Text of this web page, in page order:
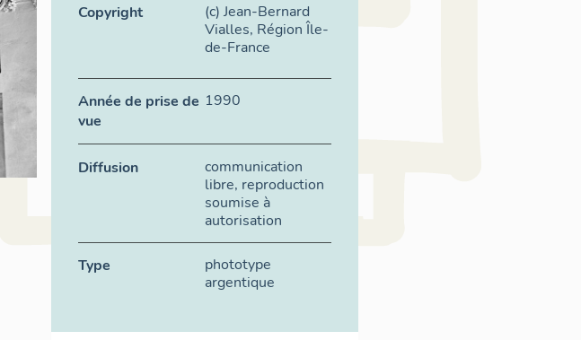
Copyright
(c) Jean-Bernard
Vialles, Région Île-
de-France
Année de prise de
vue
1990
Diffusion
communication
libre, reproduction
soumise à
autorisation
Type
phototype
argentique